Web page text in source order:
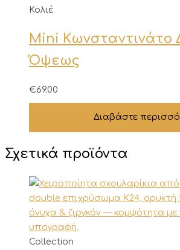
Κολιέ
Mini Κωνσταντινάτο
Όψεως
€69.00
Διαβάστε
Σχετικά προϊόντα
Collection